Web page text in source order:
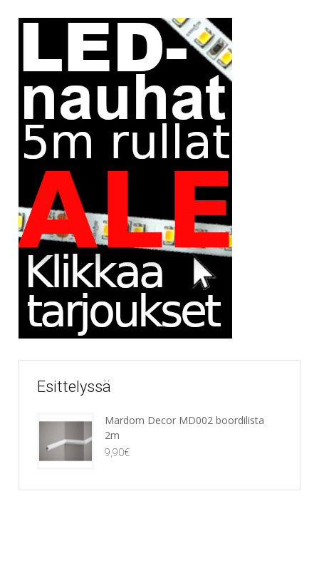
Esittelyssä
Mardom Decor MD002 boordilista
2m
9,90€